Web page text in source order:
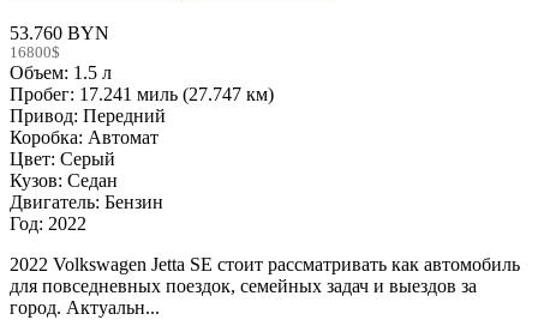
53.760 BYN
16800$
Объем: 1.5 л
Пробег: 17.241 миль (27.747 км)
Привод: Передний
Коробка: Автомат
Цвет: Серый
Кузов: Седан
Двигатель: Бензин
Год: 2022
2022 Volkswagen Jetta SE стоит рассматривать как автомобиль
для повседневных поездок, семейных задач и выездов за
город. Актуальн...